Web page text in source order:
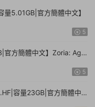
5.01GB|官方簡體中文】
5
官方簡體中文】Zoria: Age
5
容量23GB|官方簡體中